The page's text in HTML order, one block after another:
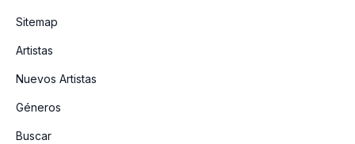
Sitemap
Artistas
Nuevos Artistas
Géneros
Buscar